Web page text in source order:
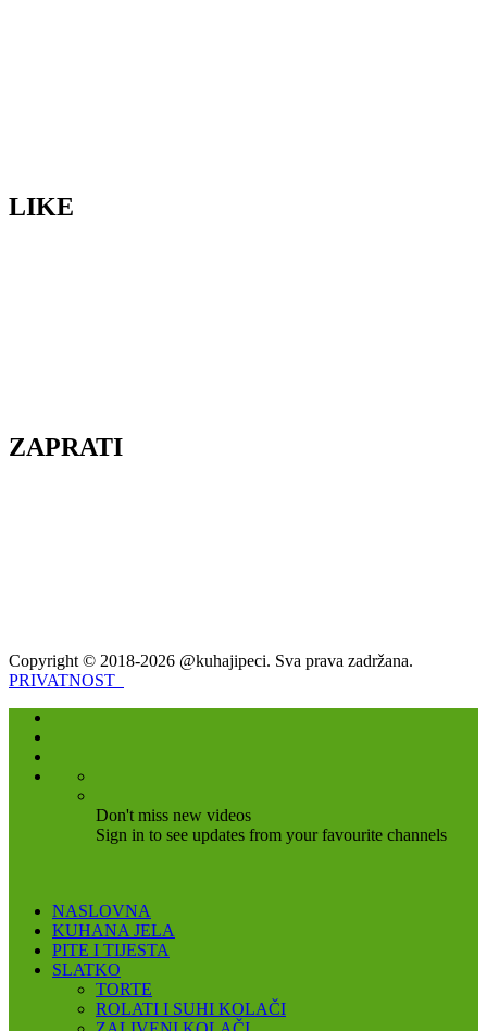
LIKE
ZAPRATI
Copyright © 2018-2026 @kuhajipeci. Sva prava zadržana.
PRIVATNOST
Don't miss new videos
Sign in to see updates from your favourite channels
NASLOVNA
KUHANA JELA
PITE I TIJESTA
SLATKO
TORTE
ROLATI I SUHI KOLAČI